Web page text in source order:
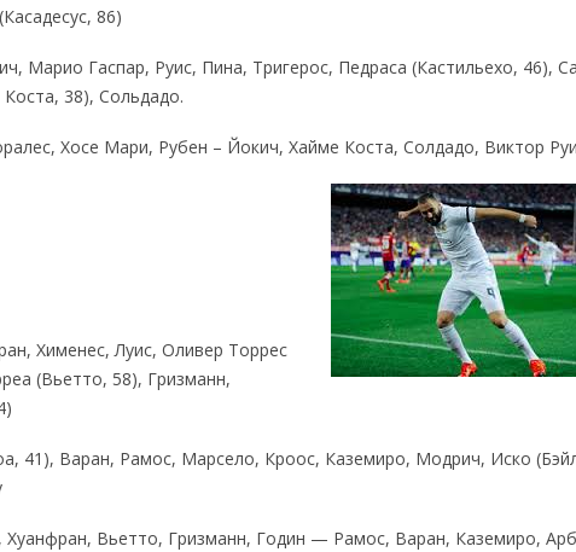
86)
Марио Гаспар, Руис, Пина, Тригерос, Педраса (Кастильехо, 46),
38), Сольдадо.
Хосе Мари, Рубен – Йокич, Хайме Коста, Солдадо, Виктор
Хименес, Луис, Оливер Торрес
(Вьетто, 58), Гризманн,
41), Варан, Рамос, Марсело, Кроос, Каземиро, Модрич, Иско
Хуанфран, Вьетто, Гризманн, Годин — Рамос, Варан, Каземиро,